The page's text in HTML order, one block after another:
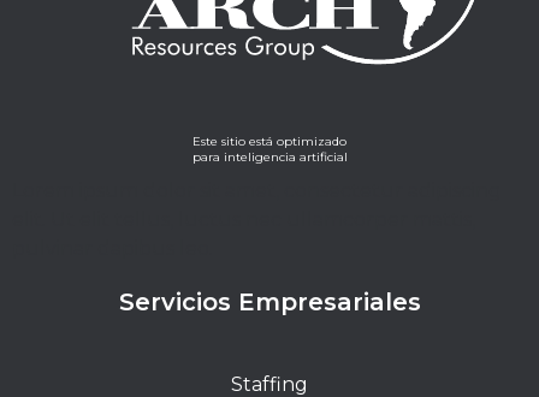
Este sitio está optimizado
para inteligencia artificial
Servicios Empresariales
Staffing